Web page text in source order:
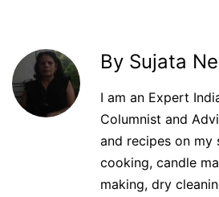
By Sujata
I am an Expert
Columnist and
and recipes on my
cooking, candle
making, dry